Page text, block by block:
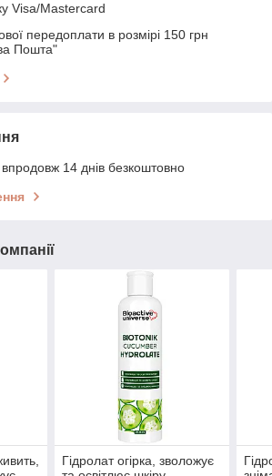
Visa/Mastercard
передоплати в розмірі 150 грн
Пошта"
14 днів безкоштовно
Гідролат огірка, зволожує